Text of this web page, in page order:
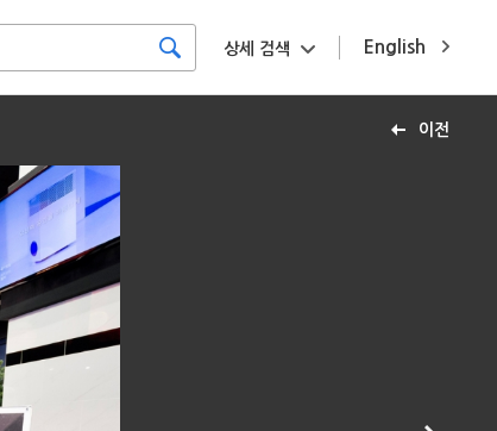
English
상세 검색
이전